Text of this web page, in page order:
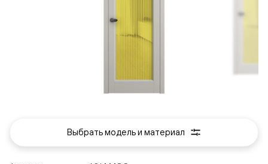
Выбрать модель и материал